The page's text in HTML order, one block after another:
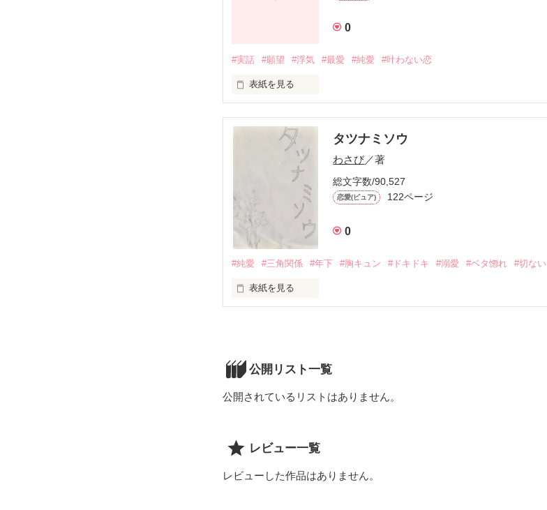
0
#実話 #願望 #浮気 #最愛 #純愛 #叶わない恋
表紙を見る
これは私の実話です
本当に最低で、最悪で、私の事を愛してくれない人
でも、本当に愛していて、私を大事にしてくれる人
そんな、彼と私の過去、現在、未来のお話
タツナミソウ
わさび／著
総文字数/90,527
恋愛(ピュア) 122ページ
0
#純愛 #三角関係 #年下 #胸キュン #ドキドキ #溺愛 #ベタ惚れ #切ない
表紙を見る
10年前に亡くなった最愛の人。
世界から色が消えた。
公開リスト一覧
公開されているリストはありません。
レビュー一覧
レビューした作品はありません。